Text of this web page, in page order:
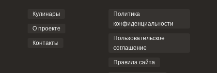
Кулинары
О проекте
Контакты
Политика
конфиденциальности
Пользовательское
соглашение
Правила сайта